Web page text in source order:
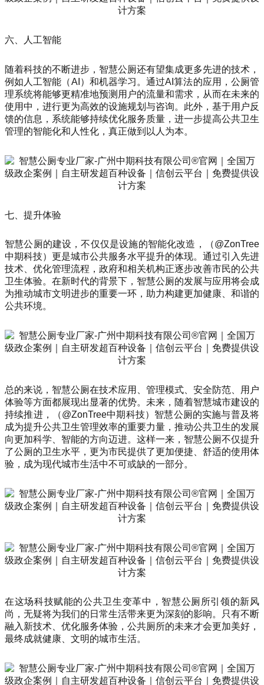
六、人工智能
随着科技的不断进步，智慧公厕还有望集成更多先进的技术，
例如人工智能（AI）和机器学习。通过AI算法的应用，公厕管
理系统将能够更精准地预测用户的流量和需求，从而在未来的
使用中，进行更为高效的设施规划与咨询。此外，基于用户反
馈的信息，系统能够持续优化服务质量，进一步提高公共卫生
管理的智能化和人性化，真正做到以人为本。
七、提升体验
智慧公厕的建设，不仅仅是设施的智能化改造，（@ZonTree
中期科技）更是城市公共服务水平提升的体现。通过引入先进
技术、优化管理流程，政府和相关机构正逐步改善市民的公共
卫生体验。在新时代的背景下，智慧公厕的发展与应用将会成
为推动城市文明进步的重要一环，助力构建更加健康、和谐的
公共环境。
总的来说，智慧公厕在技术应用、管理模式、安全防范、用户
体验等方面都展现出显著的优势。未来，随着智慧城市建设的
持续推进，（@ZonTree中期科技）智慧公厕的实施与普及将
成为提升公共卫生管理效率的重要力量，推动公共卫生的发展
向更加科学、智能的方向迈进。这样一来，智慧公厕不仅提升
了公厕的卫生水平，更为市民提供了更加便捷、舒适的使用体
验，成为现代城市生活中不可或缺的一部分。
在这场科技赋能的公共卫生变革中，智慧公厕所引领的新风
尚，无疑将为我们的日常生活带来更为深刻的影响。只有不断
融入新技术、优化服务体验，公共厕所的未来才会更加美好，
最终成就健康、文明的城市生活。